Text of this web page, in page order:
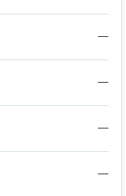
—
—
—
—